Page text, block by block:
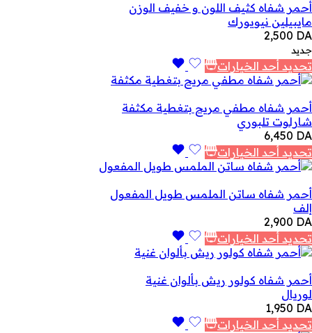
أحمر شفاه كثيف اللون و خفيف الوزن
مايبيلين نيويورك
2,500 DA
جديد
تحديد أحد الخيارات
أحمر شفاه مطفي مريح بتغطية مكثفة
شارلوت تلبوري
6,450 DA
تحديد أحد الخيارات
أحمر شفاه ساتن الملمس طويل المفعول
إلف
2,900 DA
تحديد أحد الخيارات
أحمر شفاه كولور ريش بألوان غنية
لوريال
1,950 DA
تحديد أحد الخيارات